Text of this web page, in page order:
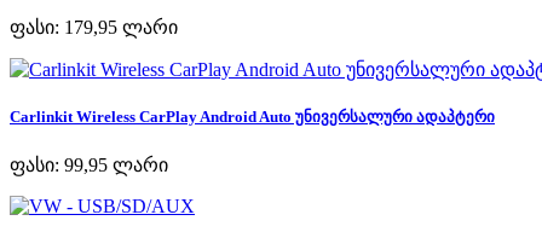
ფასი: 179,95 ლარი
Carlinkit Wireless CarPlay Android Auto უნივერსალური ადაპტერი
ფასი: 99,95 ლარი